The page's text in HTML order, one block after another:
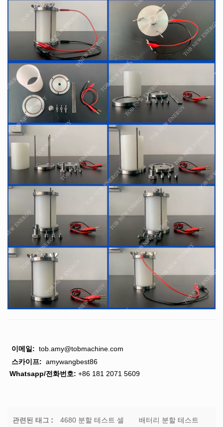
이메일: tob.amy@tobmachine.com
스카이프: amywangbest86
Whatsapp/전화번호: +86 181 2071 5609
관련된 태그 : 4680 분할 테스트 셀 배터리 분할 테스트